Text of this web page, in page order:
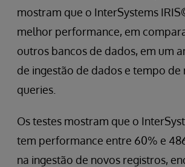
mostram que o InterSystems
melhor performance, em
outros bancos de dados, em um
de ingestão de dados e tempo de
queries.
Os testes mostram que o
tem performance entre 60% e
na ingestão de novos registros,